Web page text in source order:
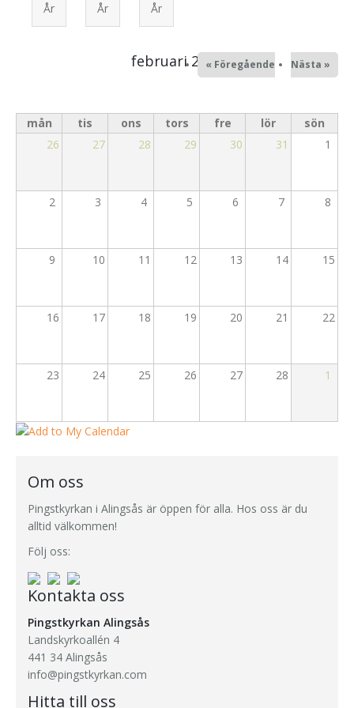
Alpha
Unga Vuxna
Alingsåsmodellen
År År År
februari 2026« Föregående Nästa »
mån tis ons tors fre lör
sön
26
27 28 29 30 31 1
2 3 4 5 6 7 8
9 10 11 12 13 14 15
16 17 18 19 20 21 22
23 24 25 26 27 28 1
Om oss
Pingstkyrkan i Alingsås är öppen för alla. Hos oss är du
alltid välkommen!
Följ oss:
Kontakta oss
Pingstkyrkan Alingsås
Landskyrkoallén 4
441 34 Alingsås
info@pingstkyrkan.com
Hitta till oss